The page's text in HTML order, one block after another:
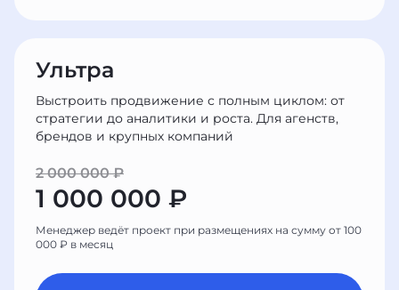
Ультра
Выстроить продвижение с полным циклом: от
стратегии до аналитики и роста. Для агенств,
брендов и крупных компаний
2 000 000 ₽
1 000 000 ₽
Менеджер ведёт проект при размещениях на сумму от 100
000 ₽ в месяц